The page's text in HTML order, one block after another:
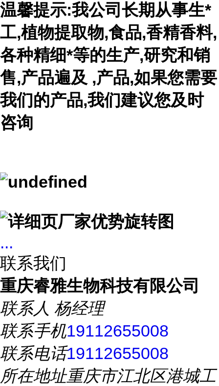
温馨提示:我公司长期从事生*
工,植物提取物,食品,香精香料,
各种精细*等的生产,研究和销
售,产品遍及 ,产品,如果您需要
我们的产品,我们建议您及时
咨询
...
联系我们
重庆睿雅生物科技有限公司
联系人 杨经理
联系手机19112655008
联系电话19112655008
所在地址重庆市江北区港城工